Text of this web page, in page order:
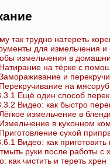
так трудно натереть
для измельчения
измельчения в
Натирание на тёрке с
и
Перекручивание на
Ещё один способ
Видео: как быстро
измельчение в
Измельчение в кухонном
Приготовление сухой
Видео: как
руки после работы с
как чистить и тереть хрен